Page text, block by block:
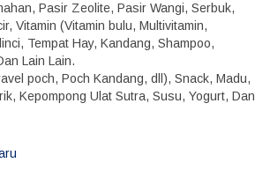
Pasir Zeolite, Pasir Wangi, Serbuk,
Vitamin (Vitamin bulu, Multivitamin,
Tempat Hay, Kandang, Shampoo,
Lain Lain.
poch, Poch Kandang, dll), Snack, Madu,
Kepompong Ulat Sutra, Susu, Yogurt, Dan